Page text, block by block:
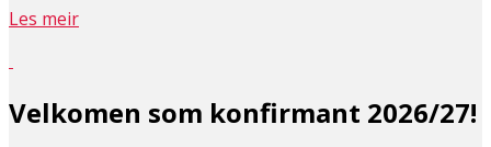
Les meir
Velkomen som konfirmant 2026/27!